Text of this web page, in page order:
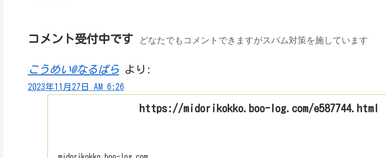
コメント受付中です どなたでもコメントできますがスパム対策を施しています
こうめい@なるぱら より:
2023年11月27日 AM 6:26
https://midorikokko.boo-log.com/e587744.html